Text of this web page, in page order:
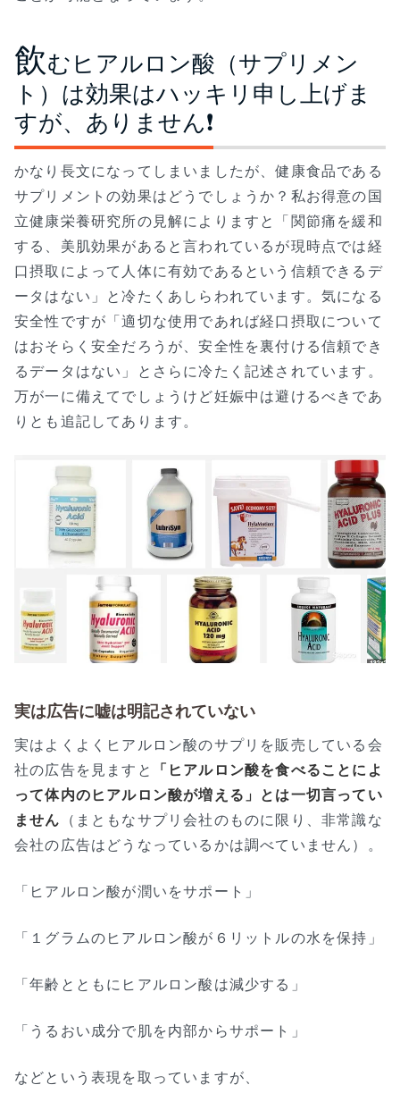
飲むヒアルロン酸（サプリメン
ト）は効果はハッキリ申し上げま
すが、ありません❗
かなり長文になってしまいましたが、健康食品である
サプリメントの効果はどうでしょうか？私お得意の国
立健康栄養研究所の見解によりますと「関節痛を緩和
する、美肌効果があると言われているが現時点では経
口摂取によって人体に有効であるという信頼できるデ
ータはない」と冷たくあしらわれています。気になる
安全性ですが「適切な使用であれば経口摂取について
はおそらく安全だろうが、安全性を裏付ける信頼でき
るデータはない」とさらに冷たく記述されています。
万が一に備えてでしょうけど妊娠中は避けるべきであ
りとも追記してあります。
実は広告に嘘は明記されていない
実はよくよくヒアルロン酸のサプリを販売している会
社の広告を見ますと
「ヒアルロン酸を食べることによ
って体内のヒアルロン酸が増える」とは一切言ってい
ません （まともなサプリ会社のものに限り、非常識な
会社の広告はどうなっているかは調べていません）。
「ヒアルロン酸が潤いをサポート」
「１グラムのヒアルロン酸が６リットルの水を保持」
「年齢とともにヒアルロン酸は減少する」
「うるおい成分で肌を内部からサポート」
などという表現を取っていますが、